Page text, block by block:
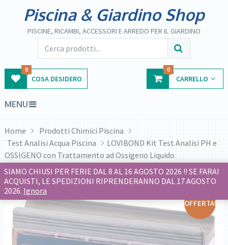
Piscina & Giardino Shop
PISCINE, RICAMBI, ACCESSORI E ARREDO PER IL GIARDINO
COSA DESIDERO
0
CARRELLO
0
MENU
Home
Prodotti Chimici Piscina
Test Analisi Acqua Piscina
LOVIBOND Kit Test Analisi PH e
OSSIGENO con Trattamento ad Ossigeno Liquido
OFFERTA!
SIAMO CHIUSI PER FERIE DAL 8 AL 16 AGOSTO 2026 !! SE FARAI
ACQUISTI, LE SPEDIZIONI RIPRENDERANNO DAL 17 AGOSTO
2026. Ignora